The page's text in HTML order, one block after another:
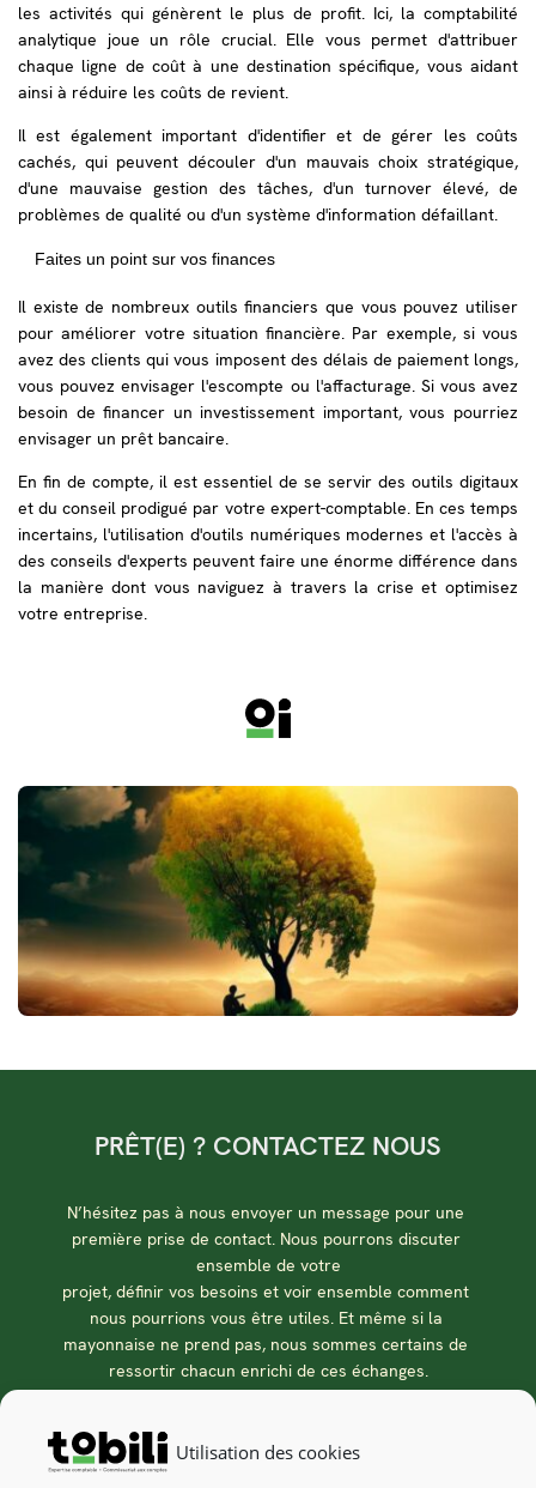
Utilisation des cookies
les activités qui génèrent le plus de profit. Ici, la comptabilité
analytique joue un rôle crucial. Elle vous permet d'attribuer
chaque ligne de coût à une destination spécifique, vous aidant
ainsi à réduire les coûts de revient.
Il est également important d'identifier et de gérer les coûts
cachés, qui peuvent découler d'un mauvais choix stratégique,
d'une mauvaise gestion des tâches, d'un turnover élevé, de
problèmes de qualité ou d'un système d'information défaillant.
Faites un point sur vos finances
Il existe de nombreux outils financiers que vous pouvez utiliser
pour améliorer votre situation financière. Par exemple, si vous
avez des clients qui vous imposent des délais de paiement longs,
vous pouvez envisager l'escompte ou l'affacturage. Si vous avez
besoin de financer un investissement important, vous pourriez
envisager un prêt bancaire.
En fin de compte, il est essentiel de se servir des outils digitaux
et du conseil prodigué par votre expert-comptable. En ces temps
incertains, l'utilisation d'outils numériques modernes et l'accès à
des conseils d'experts peuvent faire une énorme différence dans
la manière dont vous naviguez à travers la crise et optimisez
votre entreprise.
PRÊT(E) ? CONTACTEZ NOUS
N’hésitez pas à nous envoyer un message pour une
première prise de contact. Nous pourrons discuter
ensemble de votre
projet, définir vos besoins et voir ensemble comment
nous pourrions vous être utiles. Et même si la
mayonnaise ne prend pas, nous sommes certains de
ressortir chacun enrichi de ces échanges.
Contactez-nous